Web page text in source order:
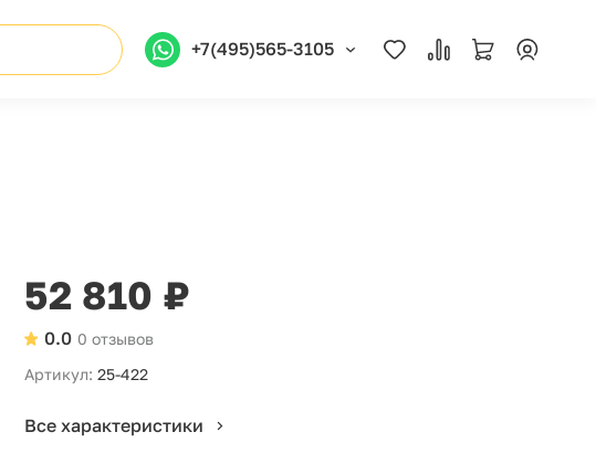
+7(495)565-3105
52 810 ₽
0 отзывов
0.0
Артикул: 25-422
Все характеристики